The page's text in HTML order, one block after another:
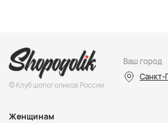
© Клуб шопоголиков России
Ваш город
Санкт-
Женщинам